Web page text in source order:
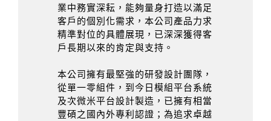
業中務實深耘，能夠量身打造以滿足
客戶的個別化需求，本公司產品力求
精準對位的具體展現，已深深獲得客
戶長期以來的肯定與支持。
本公司擁有最堅強的研發設計團隊，
從單一零組件，到今日模組平台系統
及次微米平台設計製造，已擁有相當
豐碩之國內外專利認證；為追求卓越